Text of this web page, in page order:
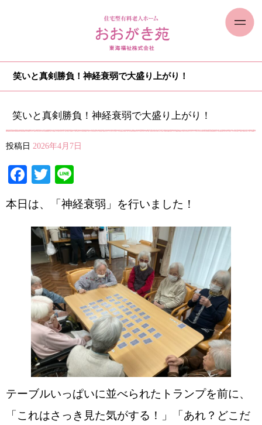
笑いと真剣勝負！神経衰弱で大盛り上がり！
笑いと真剣勝負！神経衰弱で大盛り上がり！
投稿日 2026年4月7日
Facebook
Twitter
本日は、「神経衰弱」を行いました！
テーブルいっぱいに並べられたトランプを前に、
「これはさっき見た気がする！」「あれ？どこだ